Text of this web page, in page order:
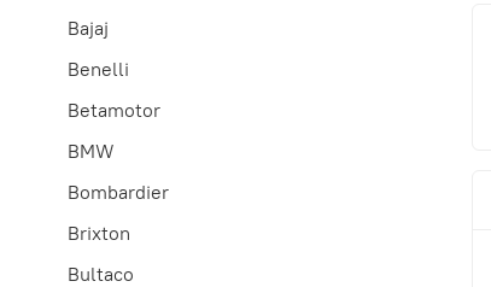
Bajaj
Benelli
Betamotor
BMW
Bombardier
Brixton
Bultaco